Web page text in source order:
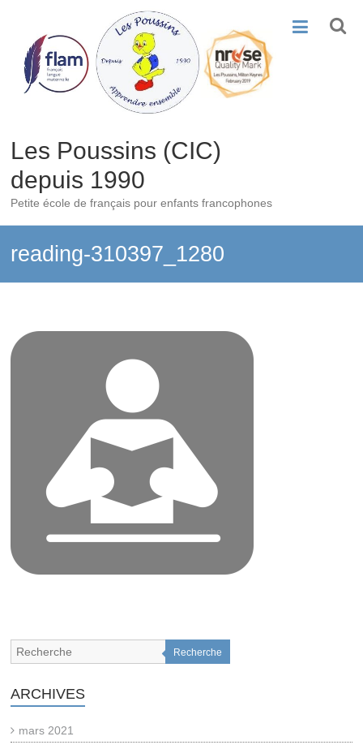
content
Les Poussins (CIC)
depuis 1990
Petite école de français pour enfants francophones
reading-310397_1280
Recherche
ARCHIVES
mars 2021